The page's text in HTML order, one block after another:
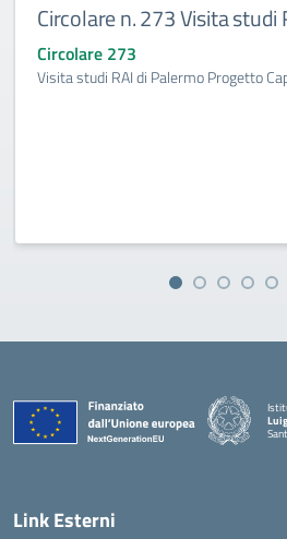
Circolare n. 273 Visita studi
Circolare 273
Visita studi RAI di Palermo Progetto
Link Esterni